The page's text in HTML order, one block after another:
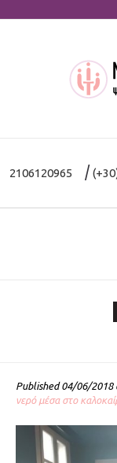
2106120965 |
Published04/06/2018
νερό μέσα στο